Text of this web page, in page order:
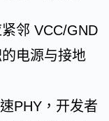
邻 VCC/GND
电源与接地
PHY，开发者